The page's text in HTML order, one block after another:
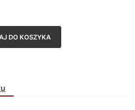
DO KOSZYKA